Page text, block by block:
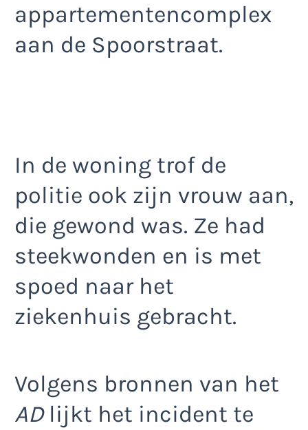
appartementencomplex
aan de Spoorstraat.
In de woning trof de
politie ook zijn vrouw aan,
die gewond was. Ze had
steekwonden en is met
spoed naar het
ziekenhuis gebracht.
Volgens bronnen van het
ADlijkt het incident te